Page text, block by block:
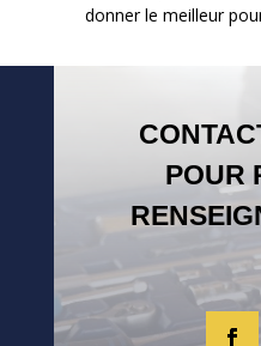
donner le meilleur
POUR